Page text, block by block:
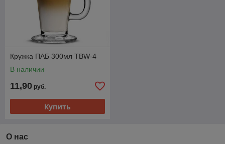
Кружка ПАБ 300мл TBW-4
В наличии
11,90 руб.
Купить
О нас